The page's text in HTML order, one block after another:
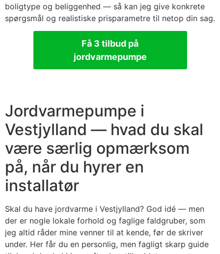
boligtype og beliggenhed — så kan jeg give konkrete
spørgsmål og realistiske prisparametre til netop din sag.
Få 3 tilbud på
jordvarmepumpe
Jordvarmepumpe i
Vestjylland — hvad du skal
være særlig opmærksom
på, når du hyrer en
installatør
Skal du have jordvarme i Vestjylland? God idé — men
der er nogle lokale forhold og faglige faldgruber, som
jeg altid råder mine venner til at kende, før de skriver
under. Her får du en personlig, men fagligt skarp guide